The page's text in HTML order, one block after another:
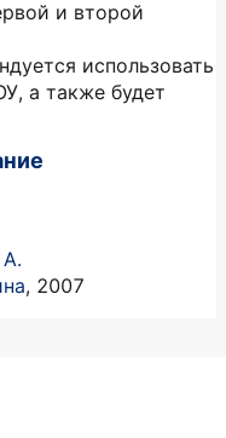
и второй
использовать
а также будет
, 2007